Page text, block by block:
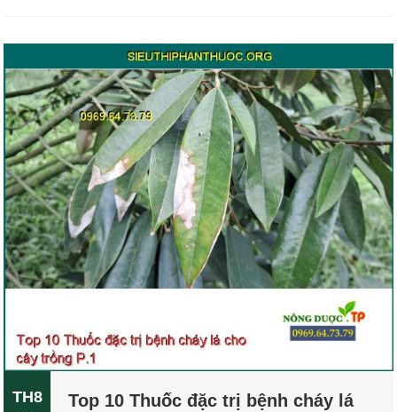
TH8
Top 10 Thuốc đặc trị bệnh cháy lá